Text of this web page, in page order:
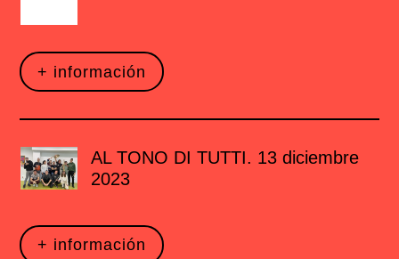
+ información
AL TONO DI TUTTI. 13 diciembre
2023
+ información